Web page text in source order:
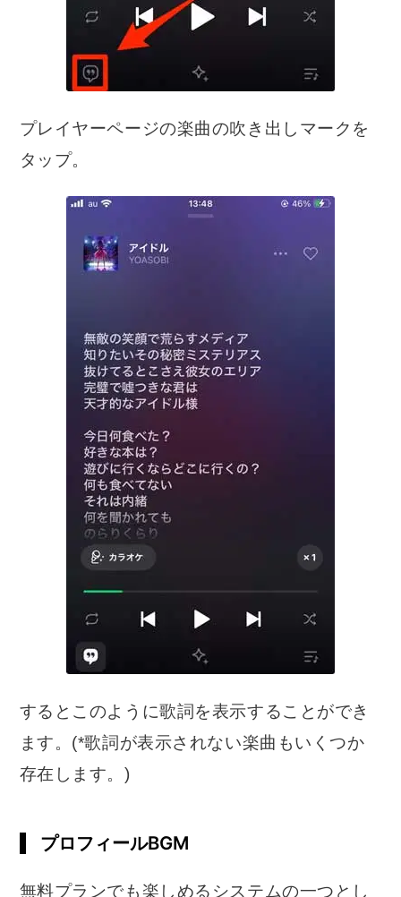
プレイヤーページの楽曲の吹き出しマークを
タップ。
するとこのように歌詞を表示することができ
ます。(*歌詞が表示されない楽曲もいくつか
存在します。)
プロフィールBGM
無料プランでも楽しめるシステムの一つとし